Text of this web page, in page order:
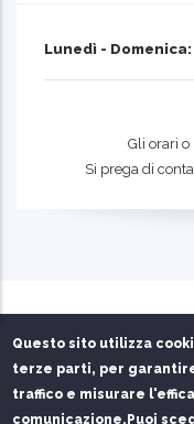
Lunedì - Domenica:
Gli orari
Si prega di
Privacy Policy
Questo sito utilizza
terze parti, per
traffico e misurare
comunicazione. Puoi